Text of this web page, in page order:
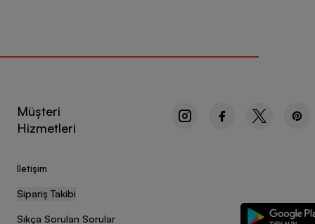
Müşteri
Hizmetleri
İletişim
Sipariş Takibi
Sıkça Sorulan Sorular